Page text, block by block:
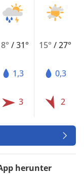
/31°
1,3
3
15° /27°
0,3
2
herunter